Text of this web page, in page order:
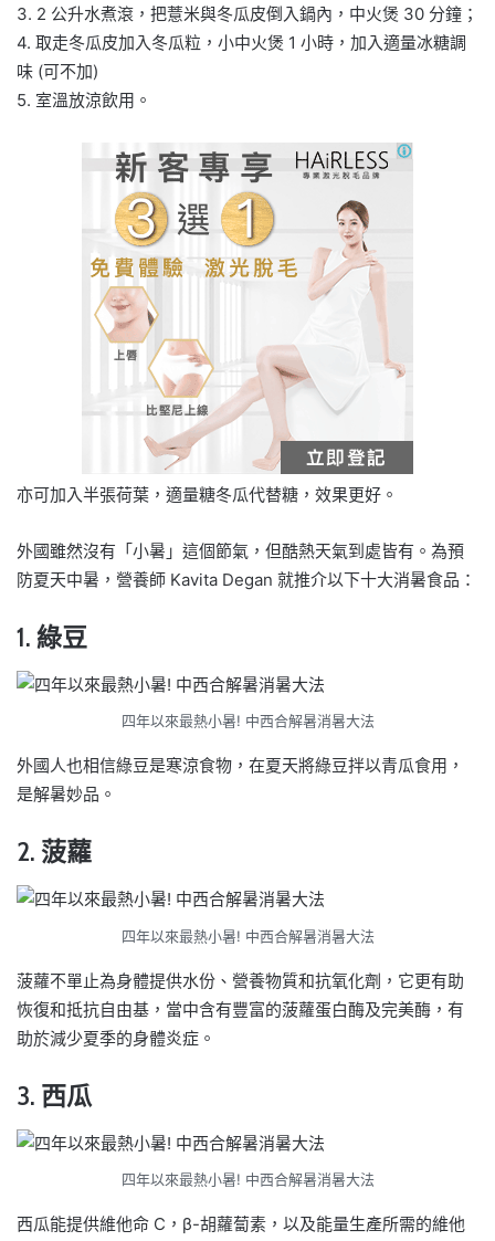
3. 2 公升水煮滾，把薏米與冬瓜皮倒入鍋內，中火煲 30 分鐘；
4. 取走冬瓜皮加入冬瓜粒，小中火煲 1 小時，加入適量冰糖調
味 (可不加)
5. 室溫放涼飲用。
亦可加入半張荷葉，適量糖冬瓜代替糖，效果更好。
外國雖然沒有「小暑」這個節氣，但酷熱天氣到處皆有。為預
防夏天中暑，營養師 Kavita Degan 就推介以下十大消暑食品：
1. 綠豆
四年以來最熱小暑! 中西合解暑消暑大法
外國人也相信綠豆是寒涼食物，在夏天將綠豆拌以青瓜食用，
是解暑妙品。
2. 菠蘿
四年以來最熱小暑! 中西合解暑消暑大法
菠蘿不單止為身體提供水份、營養物質和抗氧化劑，它更有助
恢復和抵抗自由基，當中含有豐富的菠蘿蛋白酶及完美酶，有
助於減少夏季的身體炎症。
3. 西瓜
四年以來最熱小暑! 中西合解暑消暑大法
西瓜能提供維他命 C，β-胡蘿蔔素，以及能量生產所需的維他